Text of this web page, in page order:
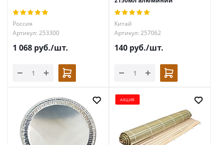
Россия
Артикул: 253300
1 068 руб./шт.
Китай
Артикул: 257062
140 руб./шт.
АКЦИЯ